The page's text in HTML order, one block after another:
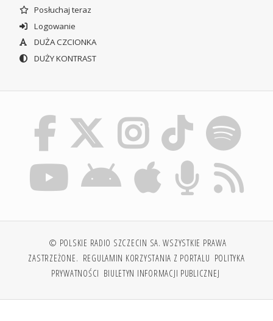
Posłuchaj teraz
Logowanie
DUŻA CZCIONKA
DUŻY KONTRAST
© POLSKIE RADIO SZCZECIN SA. WSZYSTKIE PRAWA
ZASTRZEŻONE. REGULAMIN KORZYSTANIA Z PORTALU POLITYKA
PRYWATNOŚCI BIULETYN INFORMACJI PUBLICZNEJ